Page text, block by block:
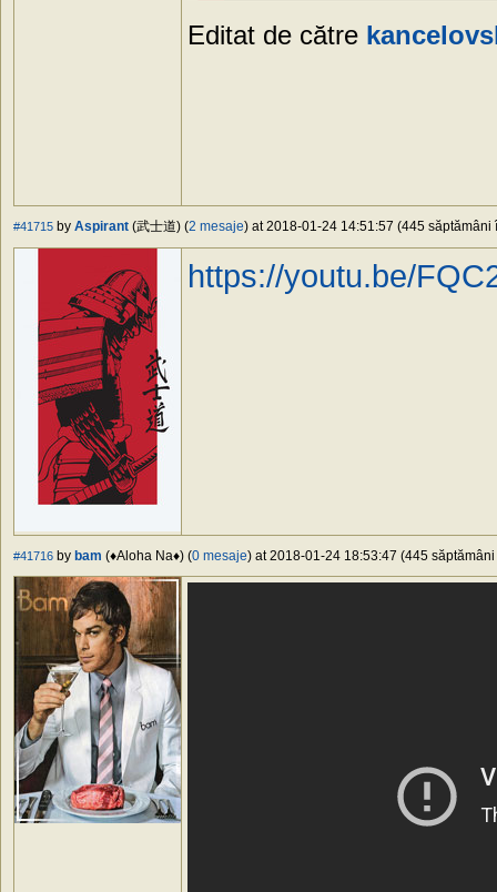
Editat de către
#41715 by Aspirant (武士道) (2 mesaje) at 2018-01-24 14:51:57 (445 săptămâni
https://youtu.be/
#41716 by bam (♦Aloha Na♦) (0 mesaje) at 2018-01-24 18:53:47 (445